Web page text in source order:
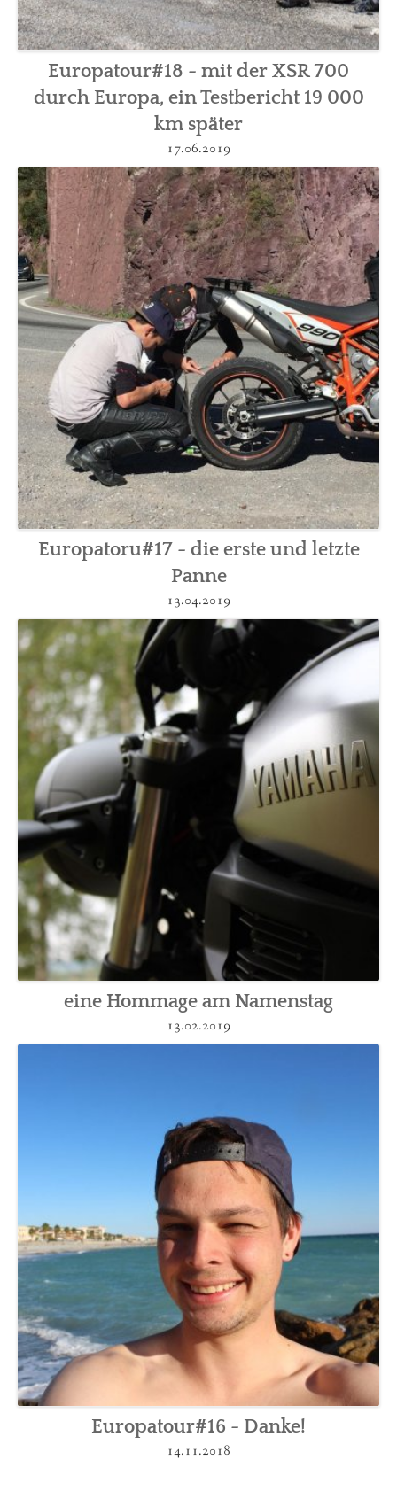
Europatour#18 - mit der XSR 700
durch Europa, ein Testbericht 19 000
km später
17.06.2019
Europatoru#17 - die erste und letzte
Panne
13.04.2019
eine Hommage am Namenstag
13.02.2019
Europatour#16 - Danke!
14.11.2018